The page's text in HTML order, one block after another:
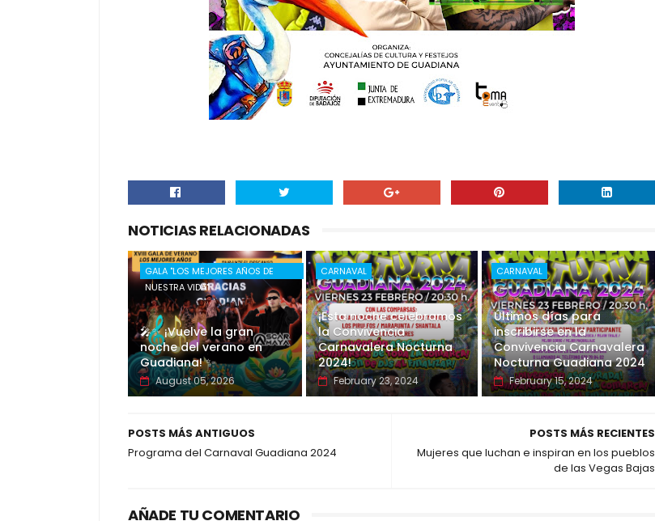
NOTICIAS RELACIONADAS
GALA "LOS MEJORES AÑOS DE
NUESTRA VIDA"
🎤✨ ¡Vuelve la gran
noche del verano en
Guadiana! ✨
August 05, 2026
CARNAVAL
¡Esta noche celebramos
la Convivencia
Carnavalera Nocturna
2024!
February 23, 2024
CARNAVAL
Últimos días para
inscribirse en la
Convivencia Carnavalera
Nocturna Guadiana 2024
February 15, 2024
POSTS MÁS RECIENTES
Mujeres que luchan e inspiran en los pueblos
de las Vegas Bajas
POSTS MÁS ANTIGUOS
Programa del Carnaval Guadiana 2024
AÑADE TU COMENTARIO